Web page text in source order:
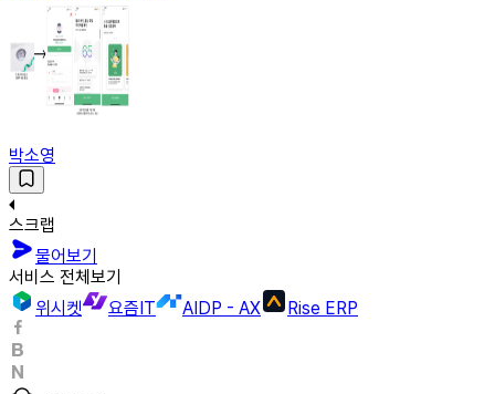
박소영
스크랩
물어보기
서비스 전체보기
위시켓
요즘IT AIDP - AX Rise ERP